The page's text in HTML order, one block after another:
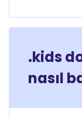
.kids
nasıl